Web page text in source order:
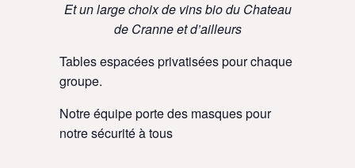
Et un large choix de vins bio du Chateau
de Cranne et d’ailleurs
Tables espacées privatisées pour chaque
groupe.
Notre équipe porte des masques pour
notre sécurité à tous